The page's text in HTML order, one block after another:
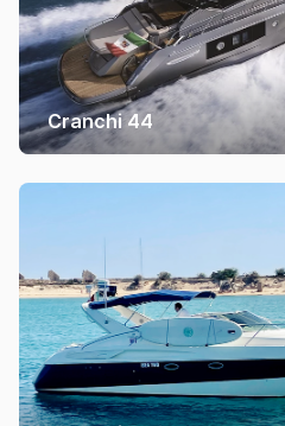
Cranchi 44